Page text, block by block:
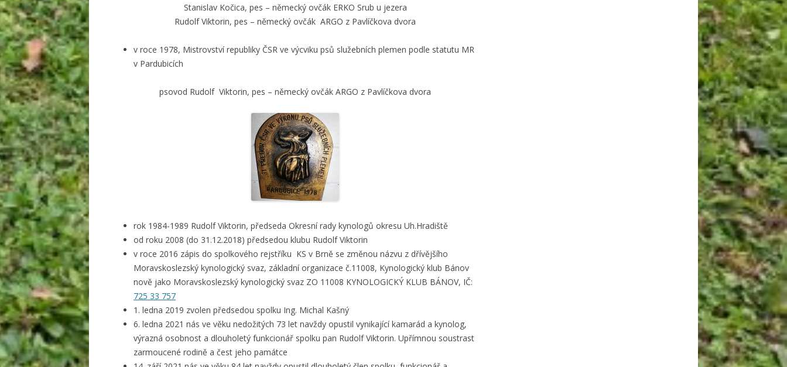
Stanislav Kočica, pes – německý ovčák ERKO Srub u jezera
Rudolf Viktorin, pes – německý ovčák ARGO z Pavlíčkova dvora
v roce 1978, Mistrovství republiky ČSR ve výcviku psů služebních plemen podle statutu MR
v Pardubicích
psovod Rudolf Viktorin, pes – německý ovčák ARGO z Pavlíčkova dvora
rok 1984-1989 Rudolf Viktorin, předseda Okresní rady kynologů okresu Uh.Hradiště
od roku 2008 (do 31.12.2018) předsedou klubu Rudolf Viktorin
v roce 2016 zápis do spolkového rejstříku KS v Brně se změnou názvu z dřívějšího
Moravskoslezský kynologický svaz, základní organizace č.11008, Kynologický klub Bánov
nově jako Moravskoslezský kynologický svaz ZO 11008 KYNOLOGICKÝ KLUB BÁNOV, IČ:
725 33 757
1. ledna 2019 zvolen předsedou spolku Ing. Michal Kašný
6. ledna 2021 nás ve věku nedožitých 73 let navždy opustil vynikající kamarád a kynolog,
výrazná osobnost a dlouholetý funkcionář spolku pan Rudolf Viktorin. Upřímnou soustrast
zarmoucené rodině a čest jeho památce